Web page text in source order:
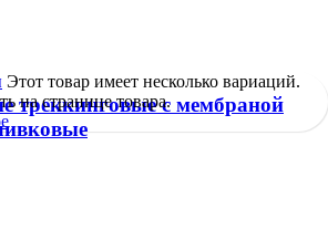
Этот товар имеет несколько вариаций.
на странице товара.
треккинговые с мембраной